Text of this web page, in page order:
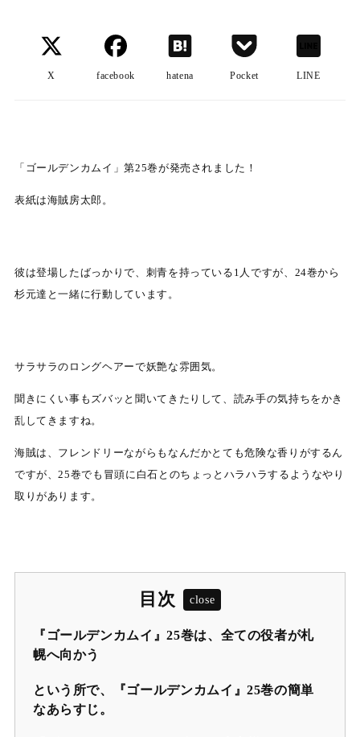
X facebook hatena Pocket LINE
「ゴールデンカムイ」第25巻が発売されました！
表紙は海賊房太郎。
彼は登場したばっかりで、刺青を持っている1人ですが、24巻から
杉元達と一緒に行動しています。
サラサラのロングヘアーで妖艶な雰囲気。
聞きにくい事もズバッと聞いてきたりして、読み手の気持ちをかき
乱してきますね。
海賊は、フレンドリーながらもなんだかとても危険な香りがするん
ですが、25巻でも冒頭に白石とのちょっとハラハラするようなやり
取りがあります。
目次
『ゴールデンカムイ』25巻は、全ての役者が札
幌へ向かう
という所で、『ゴールデンカムイ』25巻の簡単
なあらすじ。